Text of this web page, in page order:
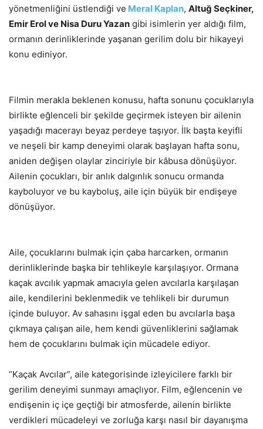
yönetmenliğini üstlendiği ve Meral Kaplan, Altuğ Seçkiner,
Emir Erol ve Nisa Duru Yazan gibi isimlerin yer aldığı film,
ormanın derinliklerinde yaşanan gerilim dolu bir hikayeyi
konu ediniyor.
Filmin merakla beklenen konusu, hafta sonunu çocuklarıyla
birlikte eğlenceli bir şekilde geçirmek isteyen bir ailenin
yaşadığı macerayı beyaz perdeye taşıyor. İlk başta keyifli
ve neşeli bir kamp deneyimi olarak başlayan hafta sonu,
aniden değişen olaylar zinciriyle bir kâbusa dönüşüyor.
Ailenin çocukları, bir anlık dalgınlık sonucu ormanda
kayboluyor ve bu kayboluş, aile için büyük bir endişeye
dönüşüyor.
Aile, çocuklarını bulmak için çaba harcarken, ormanın
derinliklerinde başka bir tehlikeyle karşılaşıyor. Ormana
kaçak avcılık yapmak amacıyla gelen avcılarla karşılaşan
aile, kendilerini beklenmedik ve tehlikeli bir durumun
içinde buluyor. Av sahasını işgal eden bu avcılarla başa
çıkmaya çalışan aile, hem kendi güvenliklerini sağlamak
hem de çocuklarını bulmak için mücadele ediyor.
“Kaçak Avcılar”, aile kategorisinde izleyicilere farklı bir
gerilim deneyimi sunmayı amaçlıyor. Film, eğlencenin ve
endişenin iç içe geçtiği bir atmosferde, ailenin birlikte
verdikleri mücadeleyi ve zorluğa karşı nasıl bir dayanışma